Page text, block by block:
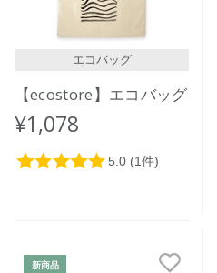
エコバッグ
【ecostore】エコバッグ
¥1,078
新商品